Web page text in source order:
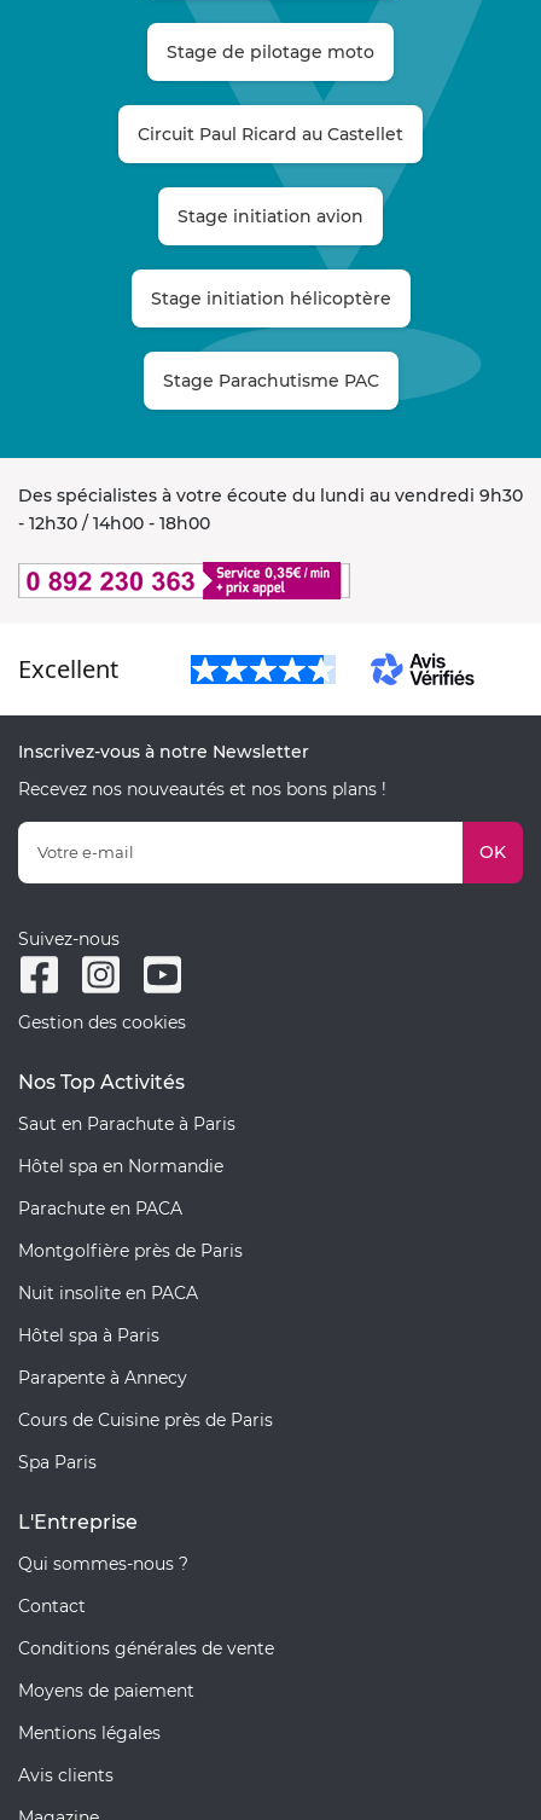
Stage de pilotage moto
Circuit Paul Ricard au Castellet
Stage initiation avion
Stage initiation hélicoptère
Stage Parachutisme PAC
Des spécialistes à votre écoute du lundi au vendredi 9h30
- 12h30 / 14h00 - 18h00
Excellent
Inscrivez-vous à notre Newsletter
Recevez nos nouveautés et nos bons plans !
OK
Suivez-nous
Gestion des cookies
Nos Top Activités
Saut en Parachute à Paris
Hôtel spa en Normandie
Parachute en PACA
Montgolfière près de Paris
Nuit insolite en PACA
Hôtel spa à Paris
Parapente à Annecy
Cours de Cuisine près de Paris
Spa Paris
L'Entreprise
Qui sommes-nous ?
Contact
Conditions générales de vente
Moyens de paiement
Mentions légales
Avis clients